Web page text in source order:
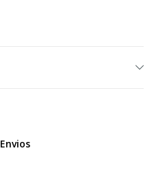
Envios